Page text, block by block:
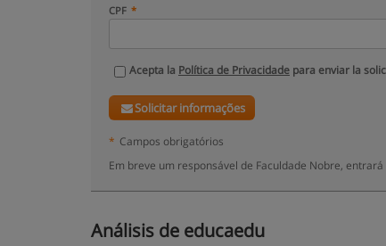
CPF
Acepta la Política de Privacidade para enviar la
Solicitar informações
* Campos obrigatórios
Em breve um responsável de Faculdade Nobre,
Análisis de educaedu